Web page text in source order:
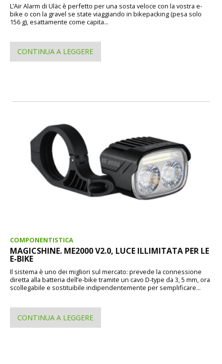
L’Air Alarm di Uläc è perfetto per una sosta veloce con la vostra e-
bike o con la gravel se state viaggiando in bikepacking (pesa solo
156 g), esattamente come capita...
CONTINUA A LEGGERE
COMPONENTISTICA
MAGICSHINE. ME2000 V2.0, LUCE ILLIMITATA PER LE
E-BIKE
Il sistema è uno dei migliori sul mercato: prevede la connessione
diretta alla batteria dell’e-bike tramite un cavo D-type da 3, 5 mm, ora
scollegabile e sostituibile indipendentemente per semplificare...
CONTINUA A LEGGERE